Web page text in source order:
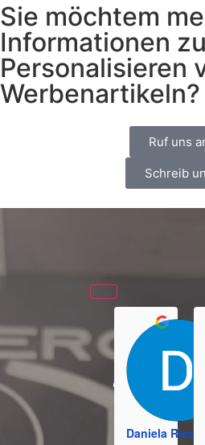
Sie möchtem
Informationen
Personalisieren
Werbenartikeln?
Ruf uns
Schreib
Daniela Riess